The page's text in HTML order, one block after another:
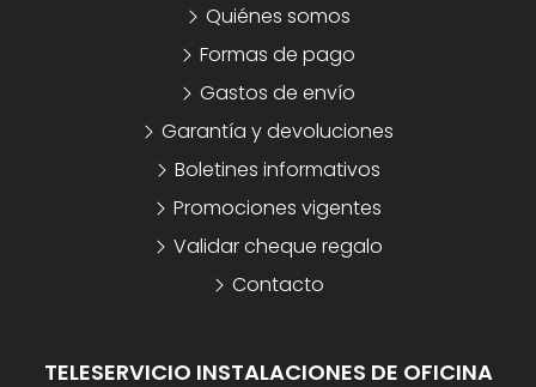
TELESERVICIO INSTALACIONES DE OFICINA
Quiénes somos
Formas de pago
Gastos de envío
Garantía y devoluciones
Boletines informativos
Promociones vigentes
Validar cheque regalo
Contacto